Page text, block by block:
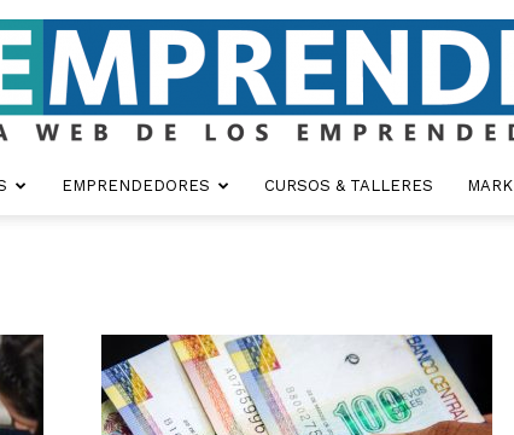
EMPRENDEDORES CURSOS & TALLERES